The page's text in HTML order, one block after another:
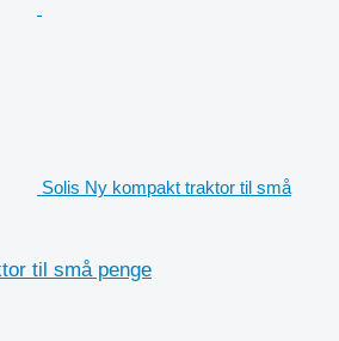
Solis Ny kompakt traktor til små
til små penge